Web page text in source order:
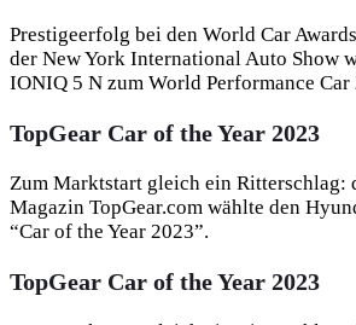
Prestigeerfolg bei den World Car
der New York International Auto Show
IONIQ 5 N zum World Performance Car
TopGear Car of the Year 2023
Zum Marktstart gleich ein Ritterschlag:
Magazin TopGear.com wählte den
“Car of the Year 2023”.
TopGear Car of the Year 2023